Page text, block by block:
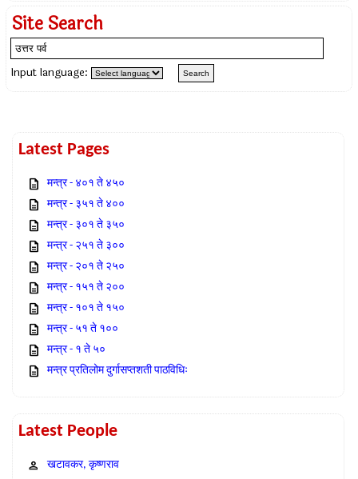
Site Search
Input language:
Latest Pages
मन्त्र - ४०१ ते ४५०
मन्त्र - ३५१ ते ४००
मन्त्र - ३०१ ते ३५०
मन्त्र - २५१ ते ३००
मन्त्र - २०१ ते २५०
मन्त्र - १५१ ते २००
मन्त्र - १०१ ते १५०
मन्त्र - ५१ ते १००
मन्त्र - १ ते ५०
मन्त्र प्रतिलोम दुर्गासप्तशती पाठविधिः
Latest People
खटावकर, कृष्णराव